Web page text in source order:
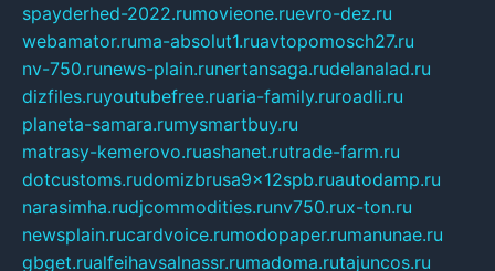
spayderhed-2022.rumovieone.ruevro-dez.ru
webamator.ruma-absolut1.ruavtopomosch27.ru
nv-750.runews-plain.runertansaga.rudelanalad.ru
dizfiles.ruyoutubefree.ruaria-family.ruroadli.ru
planeta-samara.rumysmartbuy.ru
matrasy-kemerovo.ruashanet.rutrade-farm.ru
dotcustoms.rudomizbrusa9x12spb.ruautodamp.ru
narasimha.rudjcommodities.runv750.rux-ton.ru
newsplain.rucardvoice.rumodopaper.rumanunae.ru
gbget.rualfeihavsalnassr.rumadoma.rutajuncos.ru